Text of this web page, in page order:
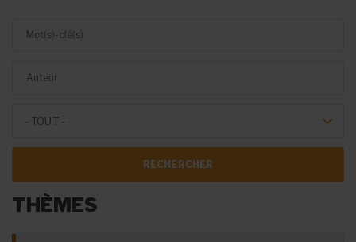
- TOUT -
THÈMES